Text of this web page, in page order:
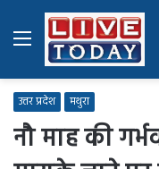
Menu
उत्तर प्रदेश मथुरा
नौ माह की